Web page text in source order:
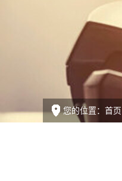
您的位置： 首页